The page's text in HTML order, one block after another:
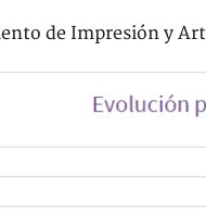
de Impresión y